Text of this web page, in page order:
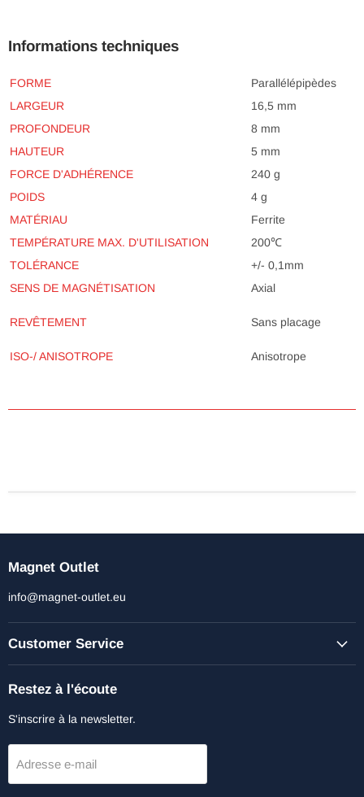
Informations techniques
FORME
Parallélépipèdes
LARGEUR
16,5 mm
PROFONDEUR
8 mm
HAUTEUR
5 mm
FORCE D'ADHÉRENCE
240 g
POIDS
4 g
MATÉRIAU
Ferrite
TEMPÉRATURE MAX. D'UTILISATION
200℃
TOLÉRANCE
+/- 0,1mm
SENS DE MAGNÉTISATION
Axial
REVÊTEMENT Sans placage
ISO-/ ANISOTROPE Anisotrope
Magnet Outlet
info@magnet-outlet.eu
Customer Service
Restez à l'écoute
S'inscrire à la newsletter.
Adresse e-mail